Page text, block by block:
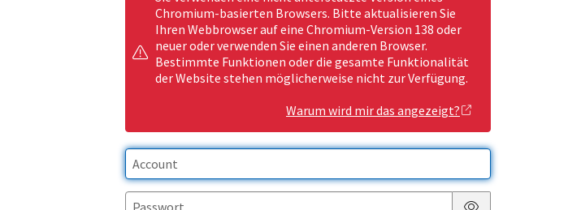
Chromium-basierten Browsers. Bitte aktualisieren Sie
Ihren Webbrowser auf eine Chromium-Version 138 oder
neuer oder verwenden Sie einen anderen Browser.
Bestimmte Funktionen oder die gesamte Funktionalität
der Website stehen möglicherweise nicht zur Verfügung.
Warum wird mir das angezeigt?